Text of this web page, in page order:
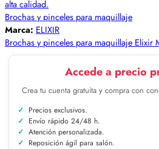
Brochas y pinceles para maquillaje
Marca: ELIXIR
Brochas y pinceles para maquillaje Elixir
Accede a precio
Crea tu cuenta gratuita y compra con
Precios exclusivos.
Envío rápido 24/48 h.
Atención personalizada.
Reposición ágil para salón.